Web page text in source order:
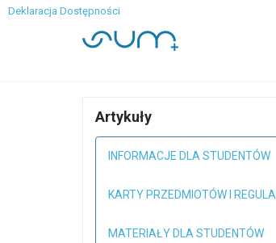
Deklaracja Dostępności
Artykuły
INFORMACJE DLA STUDENTÓW
KARTY PRZEDMIOTÓW I
MATERIAŁY DLA STUDENTÓW